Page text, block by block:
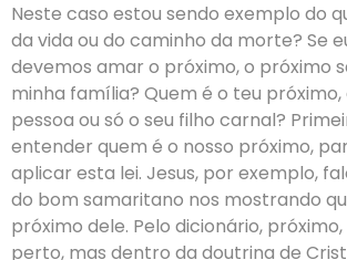
Neste caso estou sendo exemplo do
da vida ou do caminho da morte? Se
devemos amar o próximo, o próximo
minha família? Quem é o teu próximo,
pessoa ou só o seu filho carnal?
entender quem é o nosso próximo,
aplicar esta lei. Jesus, por exemplo,
do bom samaritano nos mostrando
próximo dele. Pelo dicionário,
perto, mas dentro da doutrina de